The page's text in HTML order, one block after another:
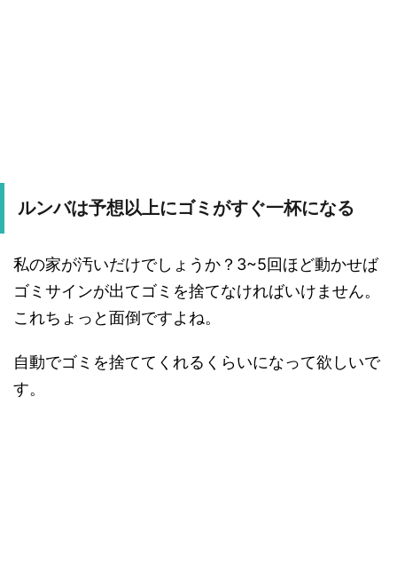
ルンバは予想以上にゴミがすぐ一杯になる
私の家が汚いだけでしょうか？3~5回ほど動かせば
ゴミサインが出てゴミを捨てなければいけません。
これちょっと面倒ですよね。
自動でゴミを捨ててくれるくらいになって欲しいで
す。